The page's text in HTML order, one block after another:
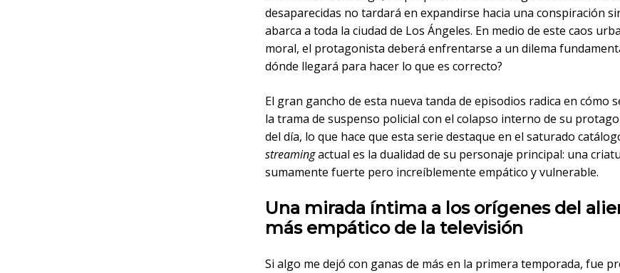
desaparecidas no tardará en expandirse hacia una conspiración
abarca a toda la ciudad de Los Ángeles. En medio de este caos
moral, el protagonista deberá enfrentarse a un dilema
dónde llegará para hacer lo que es correcto?
El gran gancho de esta nueva tanda de episodios radica en cómo
la trama de suspenso policial con el colapso interno de su
del día, lo que hace que esta serie destaque en el saturado
streamingactual es la dualidad de su personaje principal: una
sumamente fuerte pero increíblemente empático y vulnerable.
Una mirada íntima a los orígenes del
más empático de la televisión
Si algo me dejó con ganas de más en la primera temporada, fue